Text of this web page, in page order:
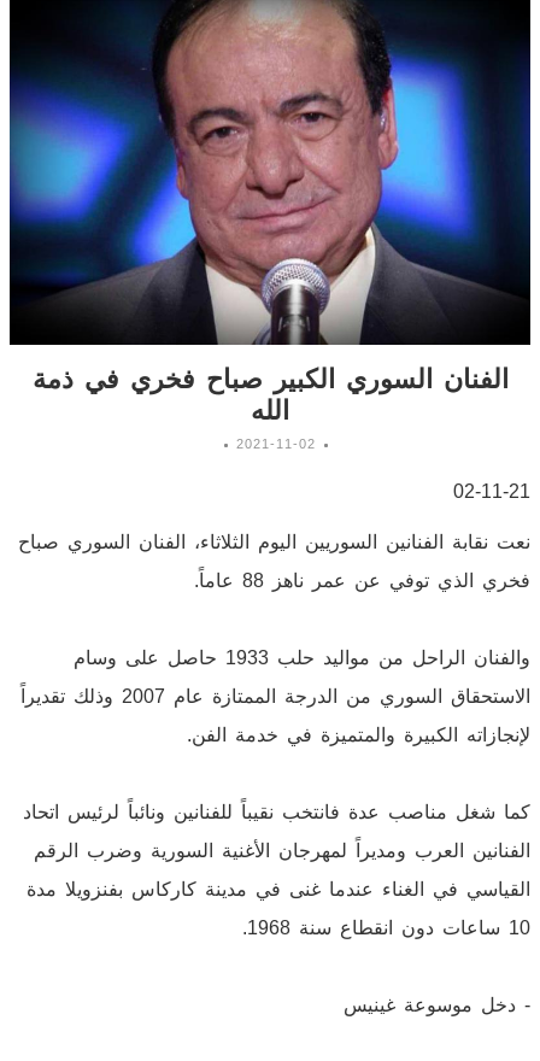
الفنان السوري الكبير صباح فخري في ذمة
الله
2021-11-02
02-11-21
نعت نقابة الفنانين السوريين اليوم الثلاثاء، الفنان السوري صباح
فخري الذي توفي عن عمر ناهز 88 عاماً.
والفنان الراحل من مواليد حلب 1933 حاصل على وسام
الاستحقاق السوري من الدرجة الممتازة عام 2007 وذلك تقديراً
لإنجازاته الكبيرة والمتميزة في خدمة الفن.
كما شغل مناصب عدة فانتخب نقيباً للفنانين ونائباً لرئيس اتحاد
الفنانين العرب ومديراً لمهرجان الأغنية السورية وضرب الرقم
القياسي في الغناء عندما غنى في مدينة كاركاس بفنزويلا مدة
10 ساعات دون انقطاع سنة 1968.
- دخل موسوعة غينيس